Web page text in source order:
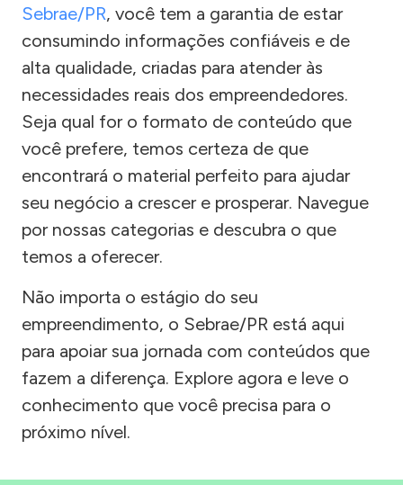
Sebrae/PR, você tem a garantia de estar
consumindo informações confiáveis e de
alta qualidade, criadas para atender às
necessidades reais dos empreendedores.
Seja qual for o formato de conteúdo que
você prefere, temos certeza de que
encontrará o material perfeito para ajudar
seu negócio a crescer e prosperar. Navegue
por nossas categorias e descubra o que
temos a oferecer.
Não importa o estágio do seu
empreendimento, o Sebrae/PR está aqui
para apoiar sua jornada com conteúdos que
fazem a diferença. Explore agora e leve o
conhecimento que você precisa para o
próximo nível.